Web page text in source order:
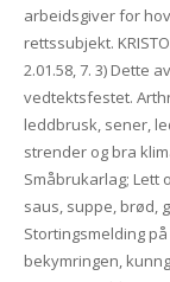
arbeidsgiver for
rettssubjekt.
2.01.58, 7. 3) Dette
vedtektsfestet.
leddbrusk, sener,
strender og bra
Småbrukarlag; Lett
saus, suppe, brød,
Stortingsmelding
bekymringen,